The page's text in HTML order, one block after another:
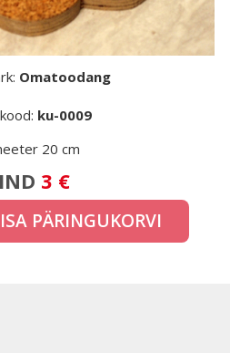
Omatoodang
ku-0009
20 cm
3 €
PÄRINGUKORVI